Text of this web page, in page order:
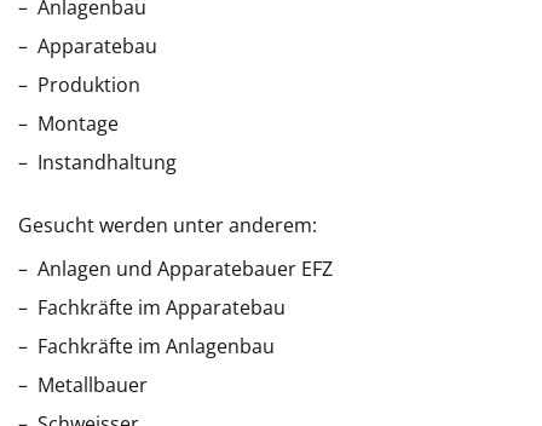
Anlagenbau
Apparatebau
Produktion
Montage
Instandhaltung
Gesucht werden unter anderem:
Anlagen und Apparatebauer EFZ
Fachkräfte im Apparatebau
Fachkräfte im Anlagenbau
Metallbauer